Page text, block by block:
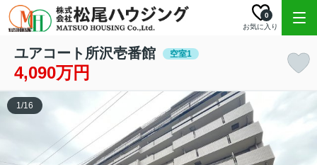
お気に入り
0
ユアコート所沢壱番館 空室1
4,090万円
1/16